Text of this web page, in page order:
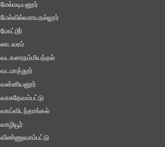
மேல்மடியனூர்
மேல்வில்வராயநல்லூர்
மோட்டூர்
லாடவரம்
வடகரைநம்மியந்தல்
வடமாத்தூர்
வன்னியனூர்
வாசுதேவம்பட்டு
வாய்விடந்தாங்கல்
வாழியூர்
விண்ணுவாம்பட்டு